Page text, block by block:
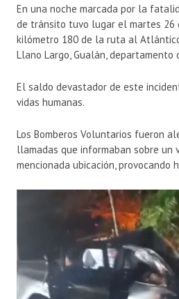
En una noche marcada por la
de tránsito tuvo lugar el martes 26
kilómetro 180 de la ruta al
Llano Largo, Gualán, departamento
El saldo devastador de este
vidas humanas.
Los Bomberos Voluntarios fueron
llamadas que informaban sobre un
mencionada ubicación, provocando